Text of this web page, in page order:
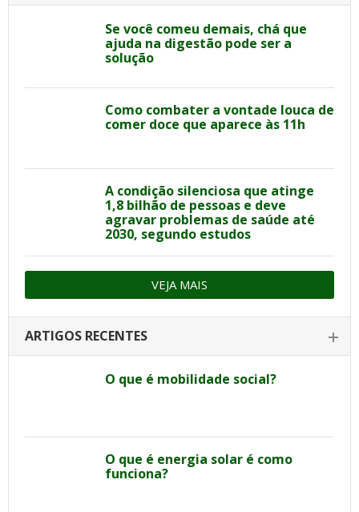
Se você comeu demais, chá que
ajuda na digestão pode ser a
solução
Como combater a vontade louca de
comer doce que aparece às 11h
A condição silenciosa que atinge
1,8 bilhão de pessoas e deve
agravar problemas de saúde até
2030, segundo estudos
VEJA MAIS
ARTIGOS RECENTES
O que é mobilidade social?
O que é energia solar é como
funciona?